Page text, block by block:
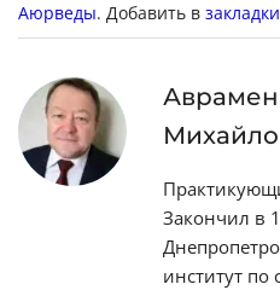
Аюрведы. Добавить в закладки
Закончил в
институт по